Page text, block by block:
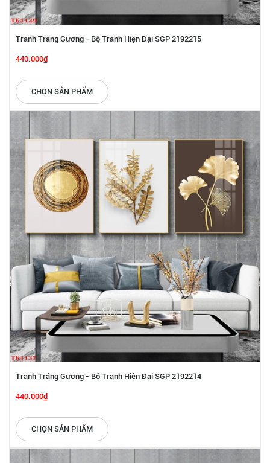
Tranh Tráng Gương - Bộ Tranh Hiện Đại SGP 2192215
440.000₫
CHỌN SẢN PHẨM
Tranh Tráng Gương - Bộ Tranh Hiện Đại SGP 2192214
440.000₫
CHỌN SẢN PHẨM